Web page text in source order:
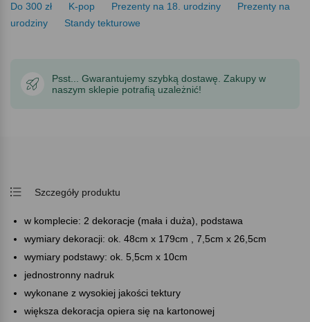
Do 300 zł K-pop Prezenty na 18. urodziny
Prezenty na
urodziny
Standy tekturowe
Psst... Gwarantujemy szybką dostawę. Zakupy w
naszym sklepie potrafią uzależnić!
Szczegóły produktu
w komplecie: 2 dekoracje (mała i duża), podstawa
wymiary dekoracji: ok. 48cm x 179cm , 7,5cm x 26,5cm
wymiary podstawy: ok. 5,5cm x 10cm
jednostronny nadruk
wykonane z wysokiej jakości tektury
większa dekoracja opiera się na kartonowej